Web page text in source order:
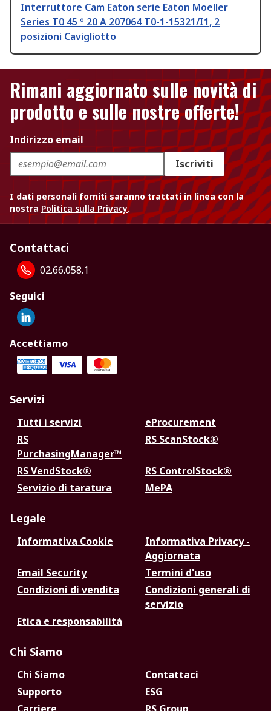
Interruttore Cam Eaton serie Eaton Moeller
Series T0 45 ° 20 A 207064 T0-1-15321/I1, 2
posizioni Cavigliotto
Rimani aggiornato sulle novità di
prodotto e sulle nostre offerte!
Indirizzo email
Iscriviti
I dati personali forniti saranno trattati in linea con la
nostra Politica sulla Privacy.
Contattaci
02.66.058.1
Seguici
Accettiamo
Servizi
Tutti i servizi
eProcurement
RS
PurchasingManager™
RS ScanStock®
RS VendStock®
RS ControlStock®
Servizio di taratura
MePA
Legale
Informativa Cookie
Informativa Privacy -
Aggiornata
Email Security
Termini d'uso
Condizioni di vendita
Condizioni generali di
servizio
Etica e responsabilità
Chi Siamo
Chi Siamo
Contattaci
Supporto
ESG